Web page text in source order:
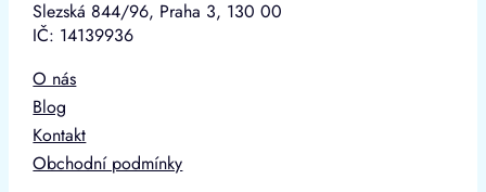
Slezská 844/96, Praha 3, 130 00
IČ: 14139936
O nás
Blog
Kontakt
Obchodní podmínky